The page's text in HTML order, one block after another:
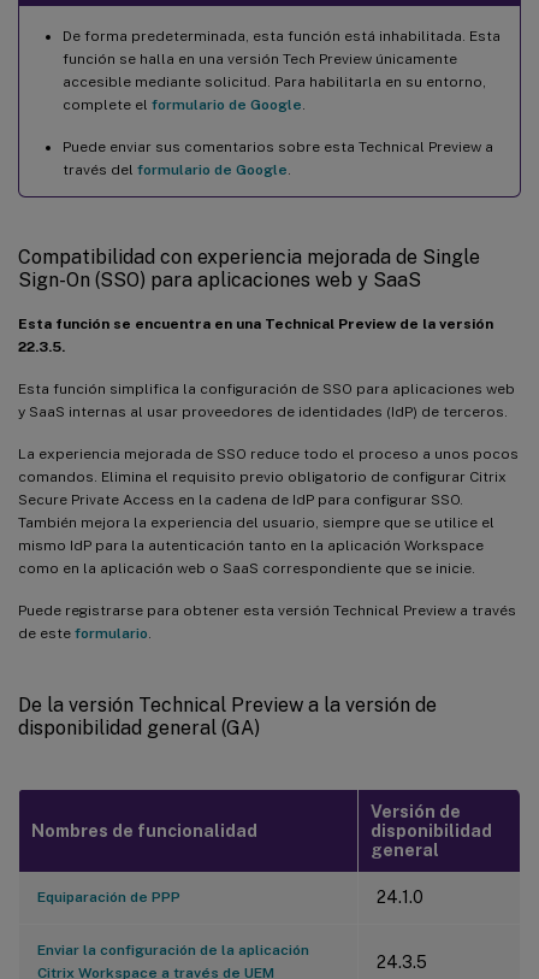
De forma predeterminada, esta función está inhabilitada. Esta
función se halla en una versión Tech Preview únicamente
accesible mediante solicitud. Para habilitarla en su entorno,
complete el formulario de Google
Puede enviar sus comentarios sobre esta Technical Preview a
través del formulario de Google
Compatibilidad con experiencia mejorada de Single
Sign-On (SSO) para aplicaciones web y SaaS
Esta función se encuentra en una Technical Preview de la versión
22.3.5.
Esta función simplifica la configuración de SSO para aplicaciones web
y SaaS internas al usar proveedores de identidades (IdP) de terceros.
La experiencia mejorada de SSO reduce todo el proceso a unos pocos
comandos. Elimina el requisito previo obligatorio de configurar Citrix
Secure Private Access en la cadena de IdP para configurar SSO.
También mejora la experiencia del usuario, siempre que se utilice el
mismo IdP para la autenticación tanto en la aplicación Workspace
como en la aplicación web o SaaS correspondiente que se inicie.
Puede registrarse para obtener esta versión Technical Preview a través
de este formulario
De la versión Technical Preview a la versión de
disponibilidad general (GA)
Nombres de funcionalidad
Versión de
disponibilidad
general
Equiparación de PPP 24.1.0
Enviar la configuración de la aplicación
Citrix Workspace a través de UEM
24.3.5